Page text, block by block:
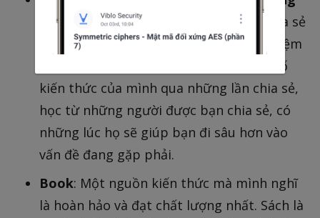
đồng
: Khi bạn có kiến thức, bạn hãy chia sẻ
đến những người cần nó như đồng nghiệm
của bạn hoặc cộng đồng. Bạn sẽ củng cố
kiến thức của mình qua những lần chia sẻ,
học từ những người được bạn chia sẻ, có
những lúc họ sẽ giúp bạn đi sâu hơn vào
vấn đề đang gặp phải.
Book: Một nguồn kiến thức mà mình nghĩ
là hoàn hảo và đạt chất lượng nhất. Sách là